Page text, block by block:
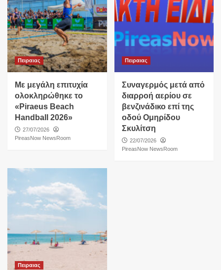
Πειραιας
Με μεγάλη επιτυχία
ολοκληρώθηκε το
«Piraeus Beach
Handball 2026»
27/07/2026
PireasNow NewsRoom
Πειραιας
Συναγερμός μετά από
διαρροή αερίου σε
βενζινάδικο επί της
οδού Ομηρίδου
Σκυλίτση
22/07/2026
PireasNow NewsRoom
Πειραιας